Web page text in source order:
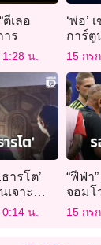
ตีเลอ
าร
1:28 น.
‘พ่อ’
การ์ตู
เกิด
โศก
เบียร์
15 กร
ารโต’
จาะ
เจ็บ-ดับ
0:14 น.
“ฟีฟ่า
จอมโ
15 กร